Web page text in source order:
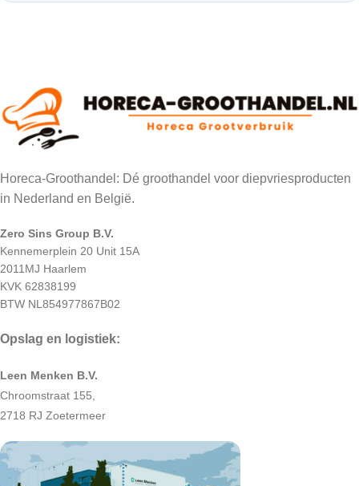
Horeca-Groothandel: Dé groothandel voor diepvriesproducten
in Nederland en België.
Zero Sins Group B.V.
Kennemerplein 20 Unit 15A
2011MJ Haarlem
KVK 62838199
BTW NL854977867B02
Opslag en logistiek:
Leen Menken B.V.
Chroomstraat 155,
2718 RJ Zoetermeer